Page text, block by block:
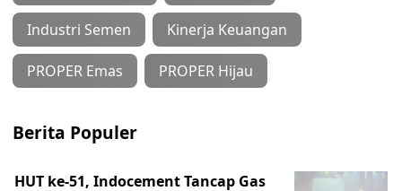
Industri Semen Kinerja Keuangan
PROPER Emas PROPER Hijau
Berita Populer
HUT ke-51, Indocement Tancap Gas